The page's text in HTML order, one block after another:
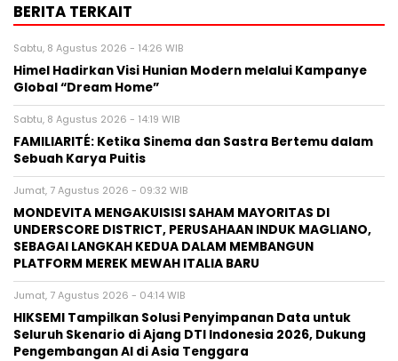
BERITA TERKAIT
Sabtu, 8 Agustus 2026 - 14:26 WIB
Himel Hadirkan Visi Hunian Modern melalui Kampanye
Global “Dream Home”
Sabtu, 8 Agustus 2026 - 14:19 WIB
FAMILIARITÉ: Ketika Sinema dan Sastra Bertemu dalam
Sebuah Karya Puitis
Jumat, 7 Agustus 2026 - 09:32 WIB
MONDEVITA MENGAKUISISI SAHAM MAYORITAS DI
UNDERSCORE DISTRICT, PERUSAHAAN INDUK MAGLIANO,
SEBAGAI LANGKAH KEDUA DALAM MEMBANGUN
PLATFORM MEREK MEWAH ITALIA BARU
Jumat, 7 Agustus 2026 - 04:14 WIB
HIKSEMI Tampilkan Solusi Penyimpanan Data untuk
Seluruh Skenario di Ajang DTI Indonesia 2026, Dukung
Pengembangan AI di Asia Tenggara